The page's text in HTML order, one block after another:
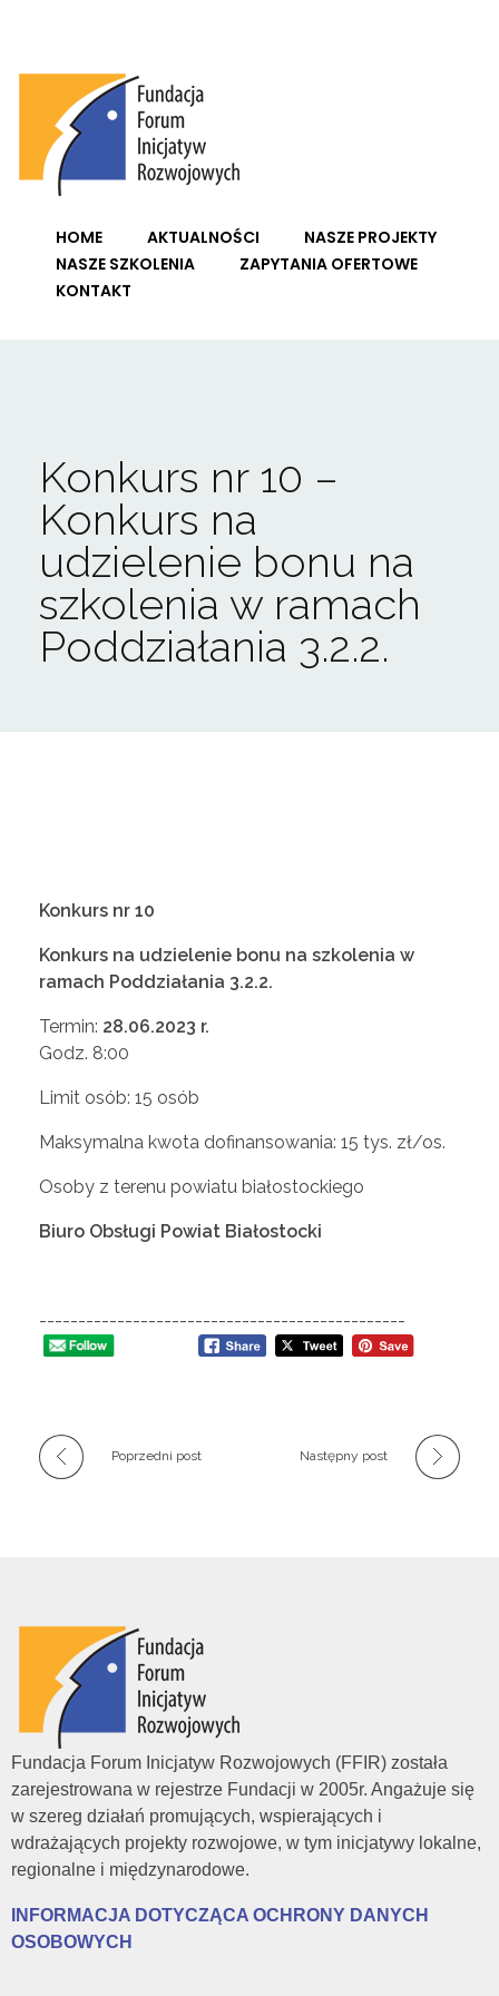
HOME AKTUALNOŚCI
NASZE PROJEKTY
NASZE SZKOLENIA
ZAPYTANIA OFERTOWE
KONTAKT
Konkurs nr 10 –
Konkurs na
udzielenie bonu na
szkolenia w ramach
Poddziałania 3.2.2.
K
o
n
k
u
r
n
1
K
o
n
k
u
r
Konkurs nr 10
Konkurs na udzielenie bonu na szkolenia w
ramach Poddziałania 3.2.2.
Termin: 28.06.2023 r.
Godz. 8:00
Limit osób: 15 osób
Maksymalna kwota dofinansowania: 15 tys. zł/os.
Osoby z terenu powiatu białostockiego
Biuro Obsługi Powiat Białostocki
-----------------------------------------------
Poprzedni post Następny post
Fundacja Forum Inicjatyw Rozwojowych (FFIR) została
zarejestrowana w rejestrze Fundacji w 2005r. Angażuje się
w szereg działań promujących, wspierających i
wdrażających projekty rozwojowe, w tym inicjatywy lokalne,
regionalne i międzynarodowe.
INFORMACJA DOTYCZĄCA OCHRONY DANYCH
OSOBOWYCH